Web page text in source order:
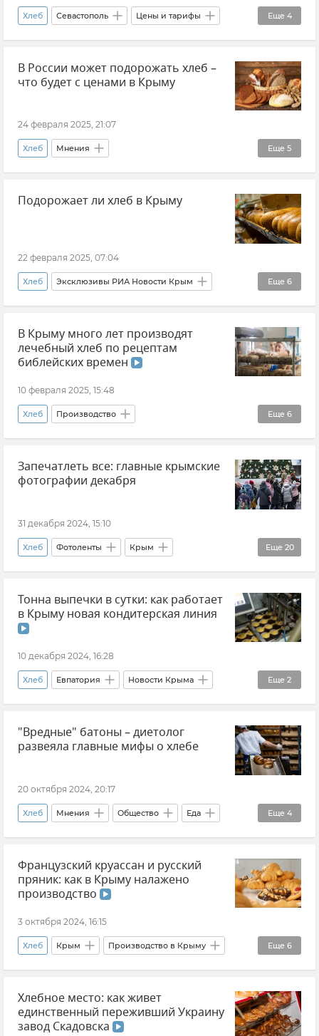
Еще 4
Хлеб Севастополь Цены и тарифы
Новости Правительство Севастополя
Михаил Развожаев Общество
В России может подорожать хлеб –
что будет с ценами в Крыму
24 февраля 2025, 21:07
Еще 5
Хлеб Мнения
Эксклюзивы РИА Новости Крым
Цены в Крыму Денис Кратюк
Подорожает ли хлеб в Крыму
22 февраля 2025, 07:04
Еще 6
Хлеб Эксклюзивы РИА Новости Крым
Крым Цены в Крыму Общество
Торговля Инфляция Новости Крыма
В Крыму много лет производят
лечебный хлеб по рецептам
библейских времен
10 февраля 2025, 15:48
Еще 6
Хлеб Производство
Производство в Крыму
Симферопольский район
Минсельхоз Крыма
Запечатлеть все: главные крымские
фотографии декабря
31 декабря 2024, 15:10
Еще 20
Хлеб Фотоленты Крым
Разлив нефтепродуктов в Черном море
Керчь Новый год 2025
Минсельхоз Крыма Евпатория
Государственный совет РК (Госсовет)
Крымские татары Владимир Трегуб
Промышленность в Крыму
Образование в Крыму и Севастополе
Великая Отечественная война
Подвиги героев
Тонна выпечки в сутки: как работает
в Крыму новая кондитерская линия
10 декабря 2024, 16:28
Еще 2
Хлеб Евпатория Новости Крыма
Крым Еда
"Вредные" батоны – диетолог
развеяла главные мифы о хлебе
20 октября 2024, 20:17
Еще 4
Хлеб Мнения Общество Еда
Здоровье Красота и здоровье
Диетология Ирина Сухарева
Французский круассан и русский
пряник: как в Крыму налажено
производство
3 октября 2024, 16:15
Еще 6
Хлеб Крым Производство в Крыму
Производство Минсельхоз Крыма
Денис Кратюк Общество
Новости Крыма
Хлебное место: как живет
единственный переживший Украину
завод Скадовска